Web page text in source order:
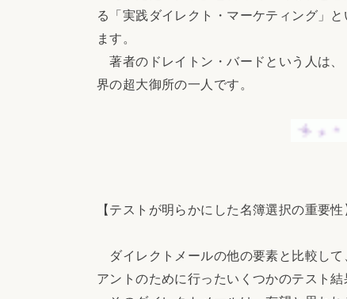
る「実践ダイレクト・マーケティング」
ます。
著者のドレイトン・バードという人は
界の超大御所の一人です。
【テストが明らかにした名簿選択の重要性
ダイレクトメールの他の要素と比較し
アントのために行ったいくつかのテスト結